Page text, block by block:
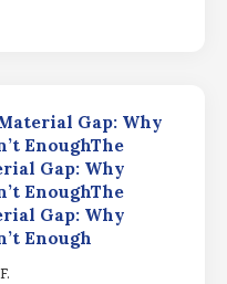
Gap: Why
EnoughThe
Gap: Why
EnoughThe
Gap: Why
Enough